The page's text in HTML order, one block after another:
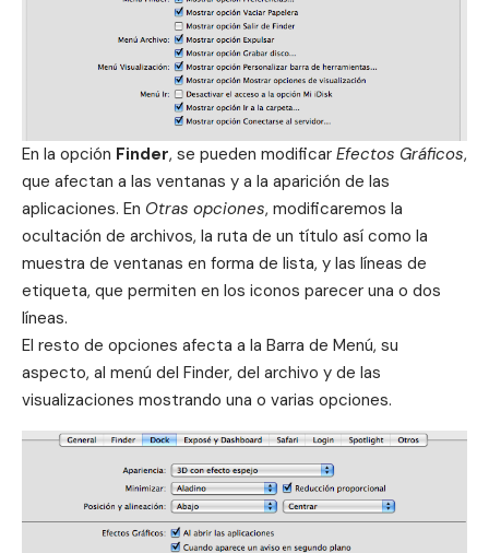
En la opción Finder, se pueden modificar Efectos Gráficos,
que afectan a las ventanas y a la aparición de las
aplicaciones. En Otras opciones, modificaremos la
ocultación de archivos, la ruta de un título así como la
muestra de ventanas en forma de lista, y las líneas de
etiqueta, que permiten en los iconos parecer una o dos
líneas.
El resto de opciones afecta a la Barra de Menú, su
aspecto, al menú del Finder, del archivo y de las
visualizaciones mostrando una o varias opciones.